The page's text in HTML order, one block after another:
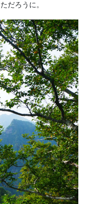
だろうに。